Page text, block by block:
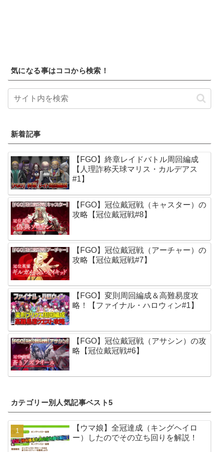
気になる事はココから検索！
新着記事
【FGO】終章レイドバトル周回編成
【人理詐称天球マリス・カルデアス
#1】
【FGO】冠位戴冠戦（キャスター）の
攻略【冠位戴冠戦#8】
【FGO】冠位戴冠戦（アーチャー）の
攻略【冠位戴冠戦#7】
【FGO】変則周回編成＆高難易度攻
略！【ファイナル・ハロウィン#1】
【FGO】冠位戴冠戦（アサシン）の攻
略【冠位戴冠戦#6】
カテゴリー別人気記事ベスト5
【ウマ娘】全冠達成（キングヘイロ
ー）したのでその立ち回りを解説！